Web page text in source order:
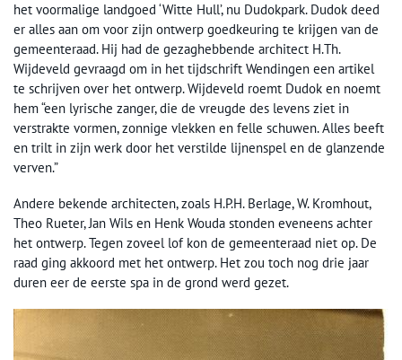
het voormalige landgoed ‘Witte Hull’, nu Dudokpark. Dudok deed
er alles aan om voor zijn ontwerp goedkeuring te krijgen van de
gemeenteraad. Hij had de gezaghebbende architect H.Th.
Wijdeveld gevraagd om in het tijdschrift Wendingen een artikel
te schrijven over het ontwerp. Wijdeveld roemt Dudok en noemt
hem “een lyrische zanger, die de vreugde des levens ziet in
verstrakte vormen, zonnige vlekken en felle schuwen. Alles beeft
en trilt in zijn werk door het verstilde lijnenspel en de glanzende
verven.”
Andere bekende architecten, zoals H.P.H. Berlage, W. Kromhout,
Theo Rueter, Jan Wils en Henk Wouda stonden eveneens achter
het ontwerp. Tegen zoveel lof kon de gemeenteraad niet op. De
raad ging akkoord met het ontwerp. Het zou toch nog drie jaar
duren eer de eerste spa in de grond werd gezet.